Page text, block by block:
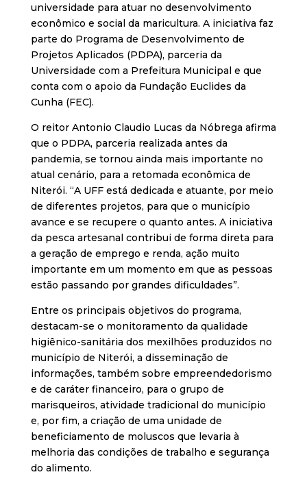
universidade para atuar no desenvolvimento
econômico e social da maricultura. A iniciativa faz
parte do Programa de Desenvolvimento de
Projetos Aplicados (PDPA), parceria da
Universidade com a Prefeitura Municipal e que
conta com o apoio da Fundação Euclides da
Cunha (FEC).
O reitor Antonio Claudio Lucas da Nóbrega afirma
que o PDPA, parceria realizada antes da
pandemia, se tornou ainda mais importante no
atual cenário, para a retomada econômica de
Niterói. “A UFF está dedicada e atuante, por meio
de diferentes projetos, para que o município
avance e se recupere o quanto antes. A iniciativa
da pesca artesanal contribui de forma direta para
a geração de emprego e renda, ação muito
importante em um momento em que as pessoas
estão passando por grandes dificuldades”.
Entre os principais objetivos do programa,
destacam-se o monitoramento da qualidade
higiênico-sanitária dos mexilhões produzidos no
município de Niterói, a disseminação de
informações, também sobre empreendedorismo
e de caráter financeiro, para o grupo de
marisqueiros, atividade tradicional do município
e, por fim, a criação de uma unidade de
beneficiamento de moluscos que levaria à
melhoria das condições de trabalho e segurança
do alimento.